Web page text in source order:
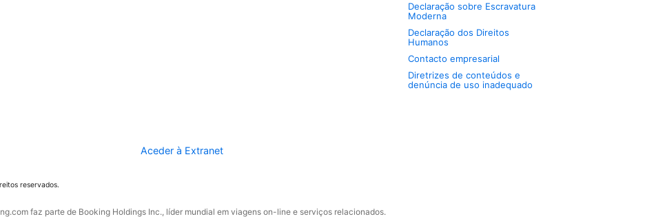
Declaração sobre Escravatura
Moderna
Declaração dos Direitos
Humanos
Contacto empresarial
Diretrizes de conteúdos e
denúncia de uso inadequado
Aceder à Extranet
reservados.
faz parte de Booking Holdings Inc., líder mundial em viagens on-line e serviços relacionados.